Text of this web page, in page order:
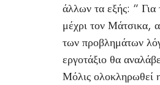
άλλων τα εξής: “
μέχρι τον Μάτσικα,
των προβλημάτων
εργοτάξιο θα
Μόλις ολοκληρωθεί